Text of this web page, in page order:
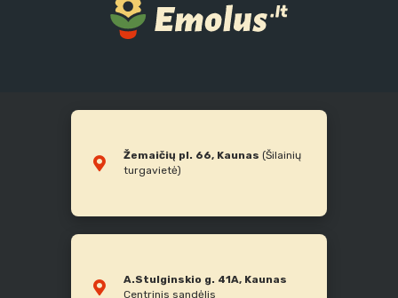
Žemaičių pl. 66, Kaunas (Šilainių
turgavietė)
A.Stulginskio g. 41A, Kaunas
Centrinis sandėlis